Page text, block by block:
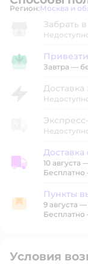
Регион:Москва и
Забрать
Привезти в
Завтра —
Доставка
Доставка со
Доставка
10 августа
Бесплатно
Пункты выдачи
Пункты
9 августа —
Бесплатно
Условия